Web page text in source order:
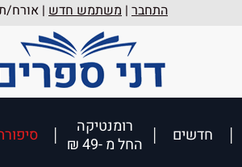
התחבר | משתמש חדש | אורח/
חדשים
רומנטיקה
החל מ -49 ₪